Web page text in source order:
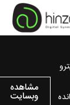
مشاهده
وبسایت